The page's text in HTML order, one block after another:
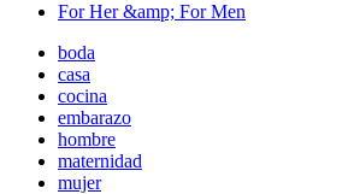
For Her &amp; For Men
boda
casa
cocina
embarazo
hombre
maternidad
mujer